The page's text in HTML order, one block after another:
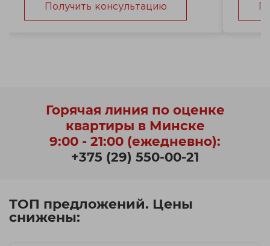
Получить консультацию
Горячая линия по оценке
квартиры в Минске
9:00 - 21:00 (ежедневно):
+375 (29) 550-00-21
ТОП предложений. Цены
снижены: